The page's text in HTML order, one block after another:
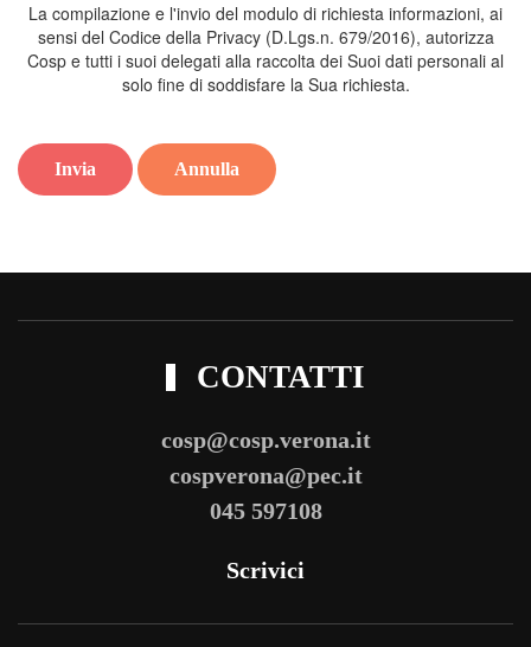
La compilazione e l'invio del modulo di richiesta informazioni, ai
sensi del Codice della Privacy (D.Lgs.n. 679/2016), autorizza
Cosp e tutti i suoi delegati alla raccolta dei Suoi dati personali al
solo fine di soddisfare la Sua richiesta.
Invia Annulla
CONTATTI
cosp@cosp.verona.it
cospverona@pec.it
045 597108
Scrivici